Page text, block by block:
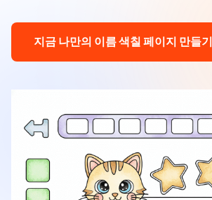
지금 나만의 이름 색칠 페이지 만들기